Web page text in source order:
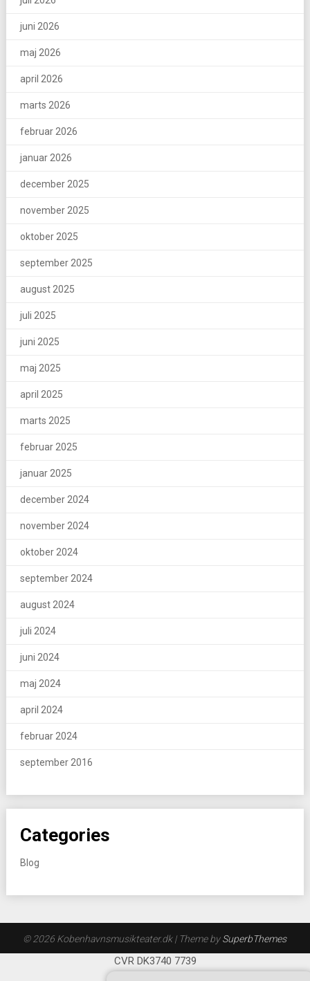
juni 2026
maj 2026
april 2026
marts 2026
februar 2026
januar 2026
december 2025
november 2025
oktober 2025
september 2025
august 2025
juli 2025
juni 2025
maj 2025
april 2025
marts 2025
februar 2025
januar 2025
december 2024
november 2024
oktober 2024
september 2024
august 2024
juli 2024
juni 2024
maj 2024
april 2024
februar 2024
september 2016
Categories
Blog
© 2026 Kobenhavnsmusikteater.dk| Theme bySuperbThemes
CVR DK3740 7739